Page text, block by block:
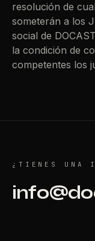
resolución de
someterán a los
social de
la condición de
competentes los
¿TIENES UNA